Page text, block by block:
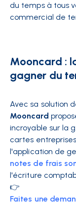
du temps à tous
commercial de
Mooncard :
gagner du
Avec sa solution
Mooncard
incroyable sur la
cartes
l'application de
notes de frais
l'écriture
👉
Faites une